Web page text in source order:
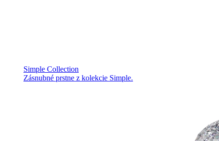
Simple Collection
Zásnubné prstne z kolekcie Simple.